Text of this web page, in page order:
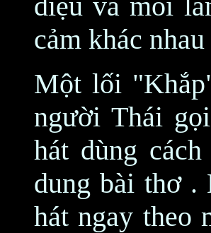
cảm khác nhau
Một lối
người Thái
hát dùng
dung bài thơ .
hát ngay theo